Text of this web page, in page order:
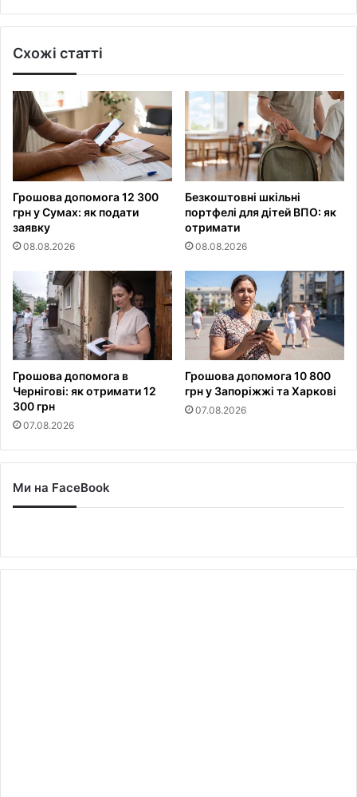
Схожі статті
Грошова допомога 12 300
грн у Сумах: як подати
заявку
08.08.2026
Безкоштовні шкільні
портфелі для дітей ВПО: як
отримати
08.08.2026
Грошова допомога в
Чернігові: як отримати 12
300 грн
07.08.2026
Грошова допомога 10 800
грн у Запоріжжі та Харкові
07.08.2026
Ми на FaceBook